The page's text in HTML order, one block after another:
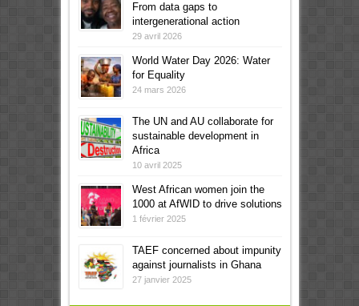
From data gaps to
intergenerational action
29 avril 2026
World Water Day 2026: Water
for Equality
24 mars 2026
The UN and AU collaborate for
sustainable development in
Africa
10 avril 2025
West African women join the
1000 at AfWID to drive solutions
1 février 2025
TAEF concerned about impunity
against journalists in Ghana
27 janvier 2025